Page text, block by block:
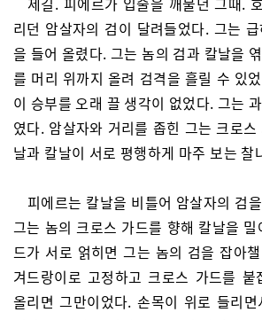
리던 암살자의 검이 달려들었다. 그는
을 들어 올렸다. 그는 놈의 검과 칼날을
를 머리 위까지 올려 검격을 흘릴 수 있
이 승부를 오래 끌 생각이 없었다. 그는
였다. 암살자와 거리를 좁힌 그는 크로
날과 칼날이 서로 평행하게 마주 보는 찰
피에르는 칼날을 비틀어 암살자의 검
그는 놈의 크로스 가드를 향해 칼날을
드가 서로 얽히면 그는 놈의 검을 잡아
겨드랑이로 고정하고 크로스 가드를
올리면 그만이었다. 손목이 위로 들리